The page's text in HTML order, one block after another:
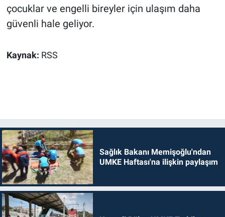
çocuklar ve engelli bireyler için ulaşım daha
güvenli hale geliyor.
Kaynak: RSS
Sağlık Bakanı Memişoğlu'ndan
UMKE Haftası'na ilişkin paylaşım